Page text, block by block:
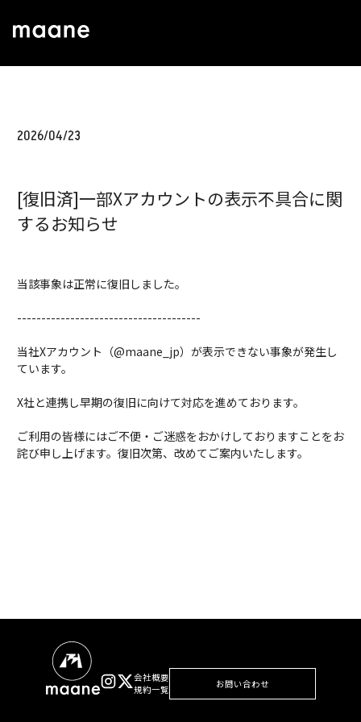
2026/04/23
[復旧済]一部Xアカウントの表示不具合に関
するお知らせ
当該事象は正常に復旧しました。
--------------------------------------
当社Xアカウント（@maane_jp）が表示できない事象が発生し
ています。
X社と連携し早期の復旧に向けて対応を進めております。
ご利用の皆様にはご不便・ご迷惑をおかけしておりますことをお
詫び申し上げます。復旧次第、改めてご案内いたします。
会社概要
規約一覧
お問い合わせ